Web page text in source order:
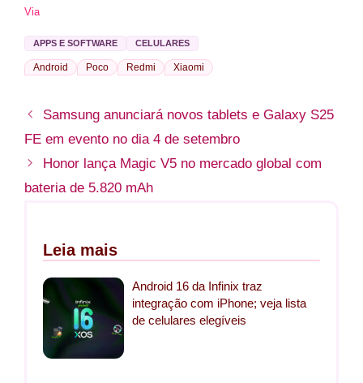
Via
APPS E SOFTWARE CELULARES
Android Poco Redmi Xiaomi
Samsung anunciará novos tablets e Galaxy S25
FE em evento no dia 4 de setembro
Honor lança Magic V5 no mercado global com
bateria de 5.820 mAh
Leia mais
Android 16 da Infinix traz
integração com iPhone; veja lista
de celulares elegíveis